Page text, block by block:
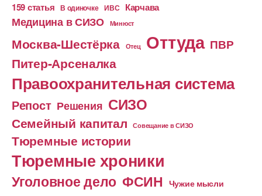
159 статья В одиночке ИВС Карчава
Медицина в СИЗО Минюст
Москва-Шестёрка Отец Оттуда ПВР
Питер-Арсеналка
Правоохранительная система
Репост Решения СИЗО
Семейный капитал Совещание в СИЗО
Тюремные истории
Тюремные хроники
Уголовное дело ФСИН Чужие мысли